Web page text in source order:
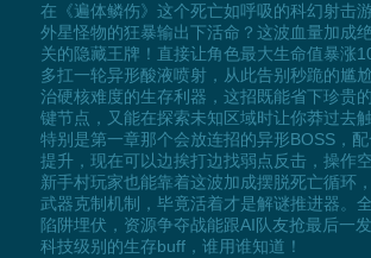
在《遍体鳞伤》这个死亡如呼吸的科幻射击
外星怪物的狂暴输出下活命？这波血量加成
关的隐藏王牌！直接让角色最大生命值暴涨
多扛一轮异形酸液喷射，从此告别秒跪的尴
治硬核难度的生存利器，这招既能省下珍贵
键节点，又能在探索未知区域时让你莽过去触
特别是第一章那个会放连招的异形BOSS，
提升，现在可以边挨打边找弱点反击，操作空
新手村玩家也能靠着这波加成摆脱死亡循环
武器克制机制，毕竟活着才是解谜推进器。
陷阱埋伏，资源争夺战能跟AI队友抢最后一
科技级别的生存buff，谁用谁知道！